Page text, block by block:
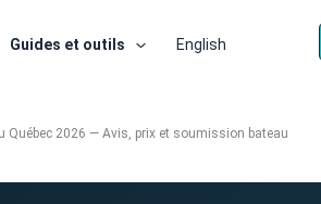
Guides et outils English
Québec 2026 — Avis, prix et soumission bateau